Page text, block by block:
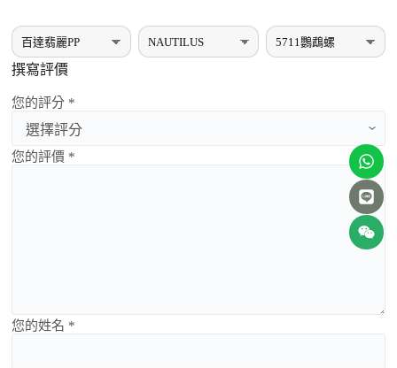
撰寫評價
您的評分 *
您的評價 *
您的姓名 *